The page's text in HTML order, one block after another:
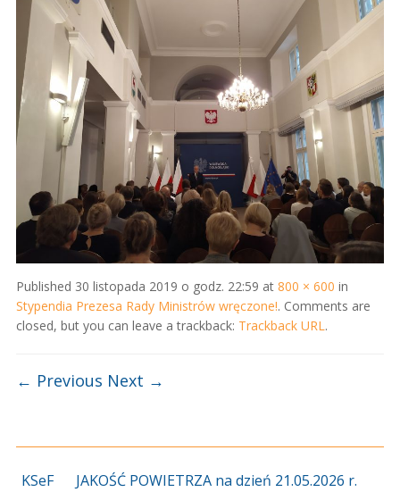
Published 30 listopada 2019 o godz. 22:59 at 800 × 600 in
Stypendia Prezesa Rady Ministrów wręczone!. Comments are
closed, but you can leave a trackback: Trackback URL.
← Previous Next →
KSeF
JAKOŚĆ POWIETRZA na dzień 21.05.2026 r.